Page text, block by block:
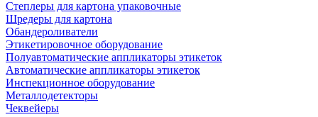
Степлеры для картона упаковочные
Шредеры для картона
Обандероливатели
Этикетировочное оборудование
Полуавтоматические аппликаторы этикеток
Автоматические аппликаторы этикеток
Инспекционное оборудование
Металлодетекторы
Чеквейеры